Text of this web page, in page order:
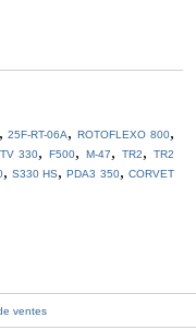
25F-RT-06A,ROTOFLEXO 800,
330,F500,M-47,TR2,
TR2
, S330 HS,PDA3 350, CORVET
ventes